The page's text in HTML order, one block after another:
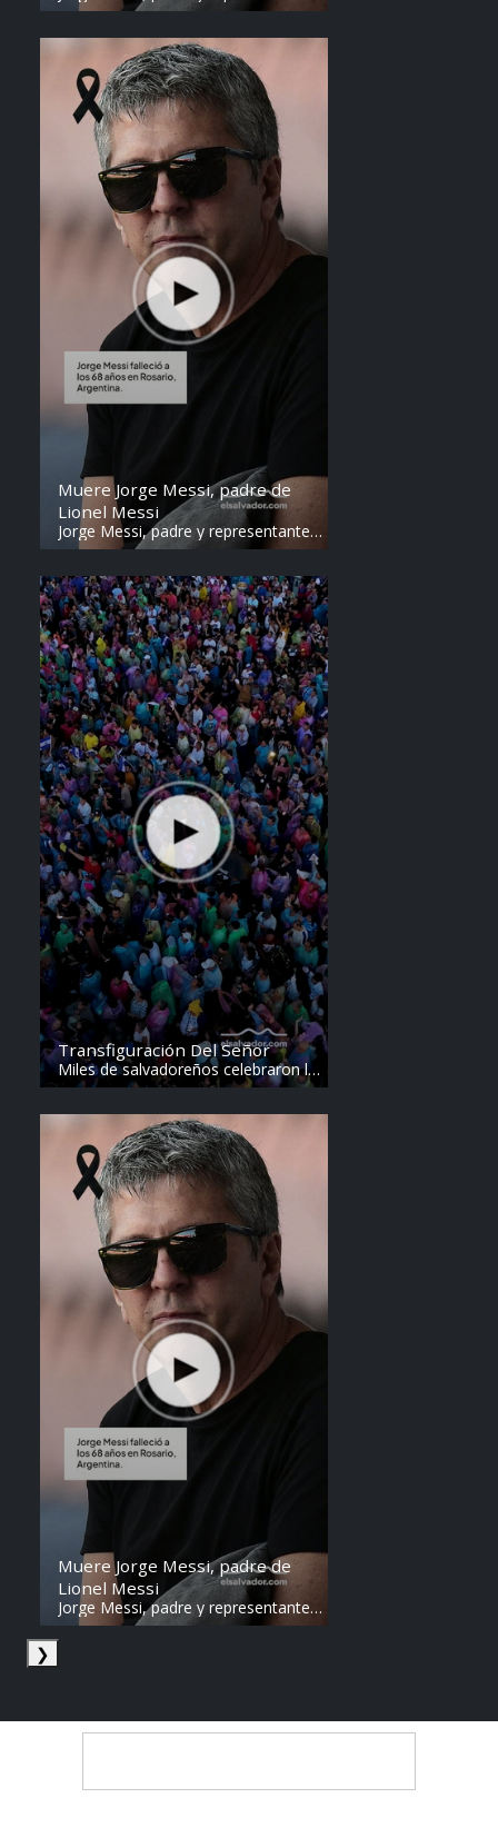
de Lionel Messi, falleció a los 68
clave en la carrera del astro
argentino desde sus primeros años.
Muere Jorge Messi, padre de
Lionel Messi
Jorge Messi, padre y representante
de Lionel Messi, falleció a los 68
clave en la carrera del astro
argentino desde sus primeros años.
Transfiguración Del Señor
Miles de salvadoreños celebraron la
Transfiguración del Divino Salvador
Steven Anzora
Muere Jorge Messi, padre de
Lionel Messi
Jorge Messi, padre y representante
de Lionel Messi, falleció a los 68
años en Argentina. Fue una figura
❯